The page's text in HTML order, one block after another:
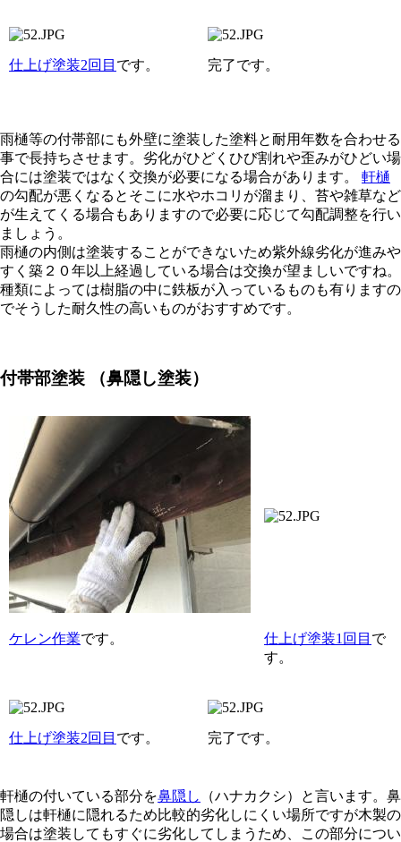
仕上げ塗装2回目 です。 完了です。
雨樋等の付帯部にも外壁に塗装した塗料と耐用年数を合わせる
事で長持ちさせます。劣化がひどくひび割れや歪みがひどい場
合には塗装ではなく交換が必要になる場合があります。 軒樋
の勾配が悪くなるとそこに水やホコリが溜まり、苔や雑草など
が生えてくる場合もありますので必要に応じて勾配調整を行い
ましょう。
雨樋の内側は塗装することができないため紫外線劣化が進みや
すく築２０年以上経過している場合は交換が望ましいですね。
種類によっては樹脂の中に鉄板が入っているものも有りますの
でそうした耐久性の高いものがおすすめです。
付帯部塗装 （鼻隠し塗装）
ケレン作業です。 仕上げ塗装1回目 で
す。
仕上げ塗装2回目 です。 完了です。
軒樋の付いている部分を鼻隠し
（ハナカクシ）と言います。鼻
隠しは軒樋に隠れるため比較的劣化しにくい場所ですが木製の
場合は塗装してもすぐに劣化してしまうため、この部分につい